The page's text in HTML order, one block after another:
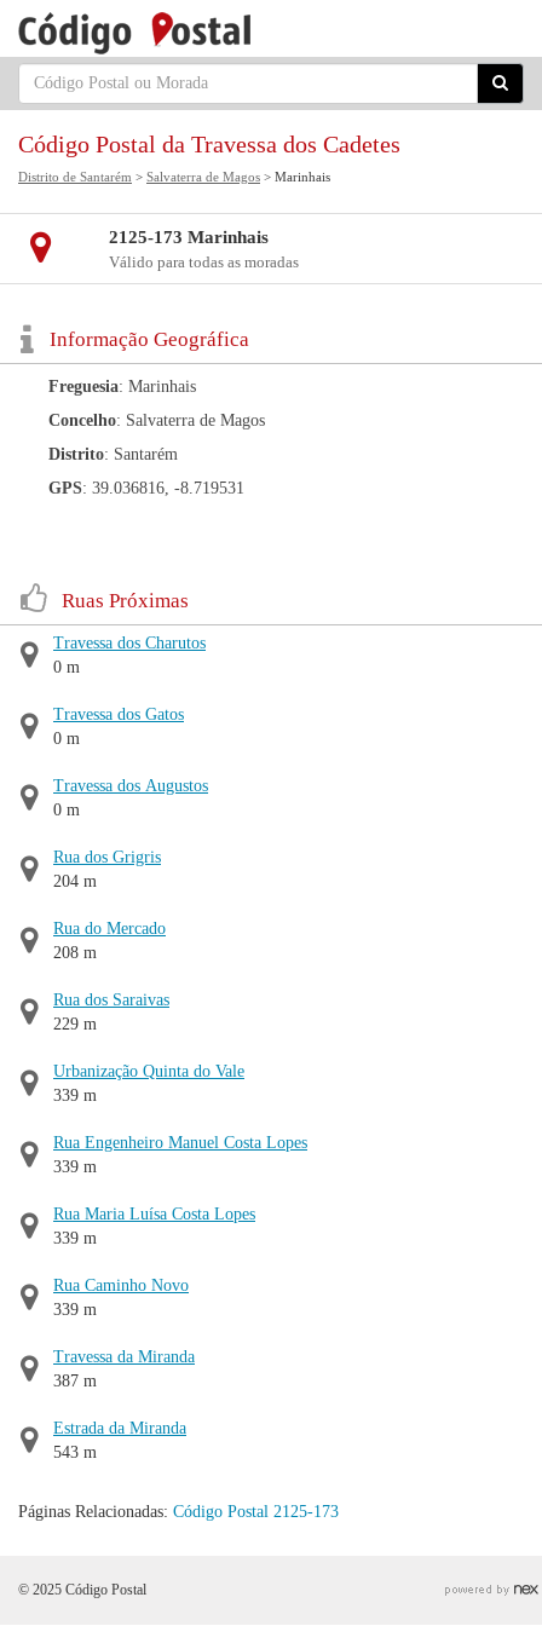
Código Postal da Travessa dos Cadetes
Distrito de Santarém > Salvaterra de Magos > Marinhais
2125-173 Marinhais
Válido para todas as moradas
Informação Geográfica
Freguesia: Marinhais
Concelho: Salvaterra de Magos
Distrito: Santarém
GPS: 39.036816, -8.719531
Ruas Próximas
Travessa dos Charutos
0 m
Travessa dos Gatos
0 m
Travessa dos Augustos
0 m
Rua dos Grigris
204 m
Rua do Mercado
208 m
Rua dos Saraivas
229 m
Urbanização Quinta do Vale
339 m
Rua Engenheiro Manuel Costa Lopes
339 m
Rua Maria Luísa Costa Lopes
339 m
Rua Caminho Novo
339 m
Travessa da Miranda
387 m
Estrada da Miranda
543 m
Páginas Relacionadas: Código Postal 2125-173
© 2025 Código Postal